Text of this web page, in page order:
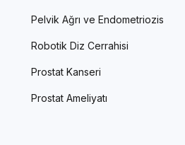
Pelvik Ağrı ve Endometriozis
Robotik Diz Cerrahisi
Prostat Kanseri
Prostat Ameliyatı